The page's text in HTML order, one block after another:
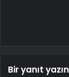
Bir yanıt yazın